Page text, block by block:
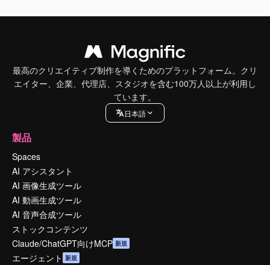
最高のクリエイティブ制作を導くためのプラットフォーム。クリ
エイター、企業、代理店、スタジオを含む100万人以上が利用し
ています。
日本語
製品
Spaces
AI アシスタント
AI 画像生成ツール
AI 動画生成ツール
AI 音声合成ツール
ストックコンテンツ
Claude/ChatGPT向けMCP 新規
エージェント 新規